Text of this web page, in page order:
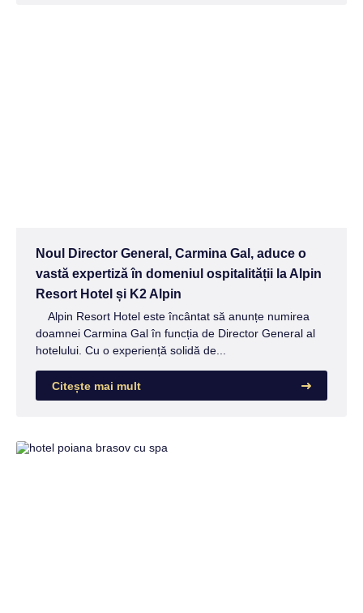
Noul Director General, Carmina Gal, aduce o
vastă expertiză în domeniul ospitalității la Alpin
Resort Hotel și K2 Alpin
Alpin Resort Hotel este încântat să anunțe numirea
doamnei Carmina Gal în funcția de Director General al
hotelului. Cu o experiență solidă de...
Citește mai mult